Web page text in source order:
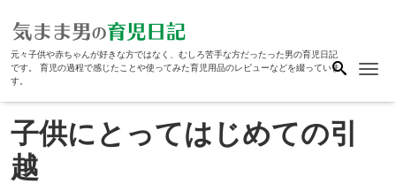
元々子供や赤ちゃんが好きな方ではなく、むしろ苦手な方だったった男の育児日記
です。 育児の過程で感じたことや使ってみた育児用品のレビューなどを綴っていま
す。
子供にとってはじめての引
越